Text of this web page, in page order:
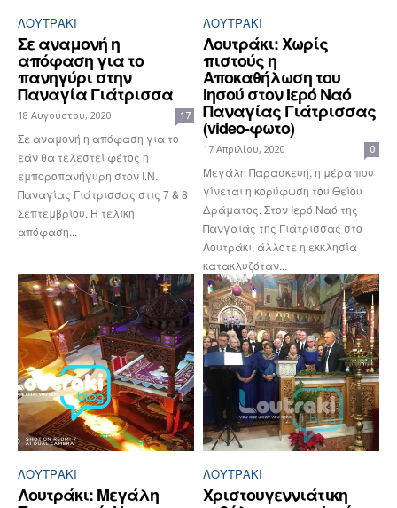
ΛΟΥΤΡΆΚΙ
Σε αναμονή η
απόφαση για το
πανηγύρι στην
Παναγία Γιάτρισσα
18 Αυγούστου, 2020 17
Σε αναμονή η απόφαση για το
εάν θα τελεστεί φέτος η
εμποροπανήγυρη στον Ι.Ν.
Παναγίας Γιάτρισσας στις 7 & 8
Σεπτεμβρίου. Η τελική
απόφαση...
ΛΟΥΤΡΆΚΙ
Λουτράκι: Xωρίς
πιστούς η
Αποκαθήλωση του
Ιησού στον Ιερό Ναό
Παναγίας Γιάτρισσας
(video-φωτο)
17 Απριλίου, 2020 0
Μεγάλη Παρασκευή, η μέρα που
γίνεται η κορύφωση του Θείου
Δράματος. Στον Ιερό Ναό της
Πανγαιάς της Γιάτρισσας στο
Λουτράκι, άλλοτε η εκκλησία
κατακλυζόταν...
ΛΟΥΤΡΆΚΙ
Λουτράκι: Μεγάλη
ΛΟΥΤΡΆΚΙ
Χριστουγεννιάτικη